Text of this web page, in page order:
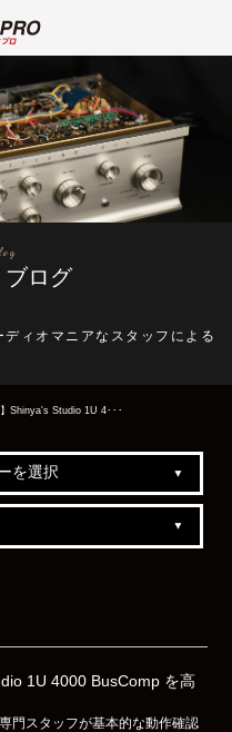
ブログ
ィオマニアなスタッフによる
】Shinya's Studio 1U 4･･･
1U 4000 BusComp を高
門スタッフが基本的な動作確認